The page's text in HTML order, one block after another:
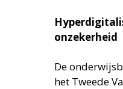
onzekerheid
De
het Tweede